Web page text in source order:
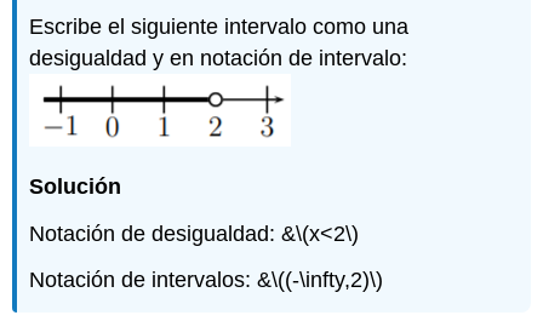
Escribe el siguiente intervalo como una
desigualdad y en notación de intervalo:
Solución
Notación de desigualdad: &\(x<2\)
Notación de intervalos: &\((-\infty,2)\)